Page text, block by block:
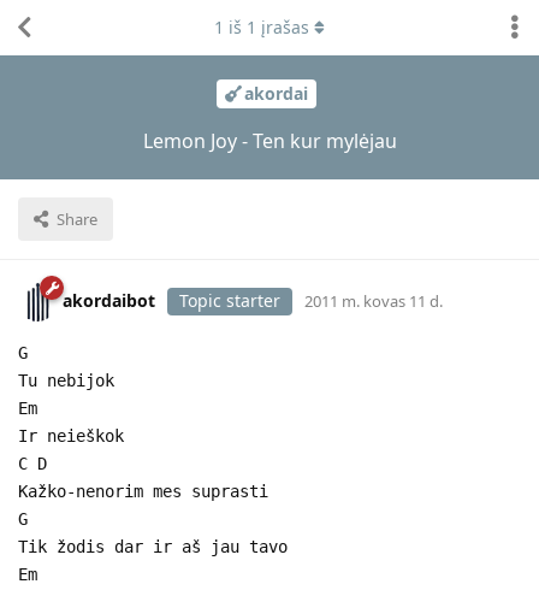
akordai
Lemon Joy - Ten kur mylėjau
Share
1 iš 1 įrašas
akordaibot Topic starter 2011 m. kovas 11 d.
G
Tu nebijok
Em
Ir neieškok
C D
Kažko-nenorim mes suprasti
G
Tik žodis dar ir aš jau tavo
Em